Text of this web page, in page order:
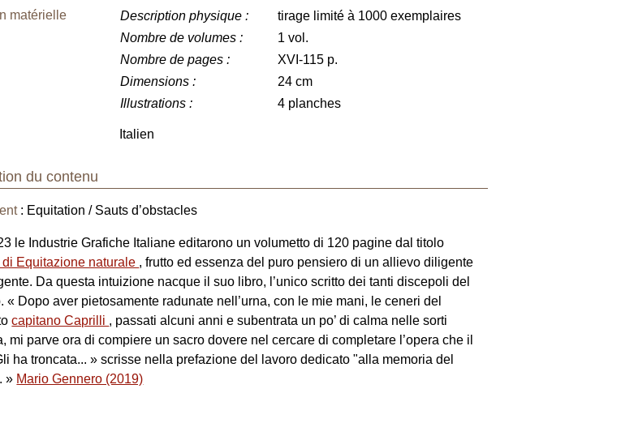
matérielle Description physique :
tirage limité à 1000 exemplaires
Nombre de volumes :
1 vol.
Nombre de pages :
XVI-115 p.
Dimensions :
24 cm
Illustrations : 4 planches
Italien
du contenu
: Equitation / Sauts d’obstacles
le Industrie Grafiche Italiane editarono un volumetto di 120 pagine dal titolo
di Equitazione naturale , frutto ed essenza del puro pensiero di un allievo diligente
Da questa intuizione nacque il suo libro, l’unico scritto dei tanti discepoli del
« Dopo aver pietosamente radunate nell’urna, con le mie mani, le ceneri del
capitano Caprilli , passati alcuni anni e subentrata un po’ di calma nelle sorti
mi parve ora di compiere un sacro dovere nel cercare di completare l’opera che il
ha troncata... » scrisse nella prefazione del lavoro dedicato "alla memoria del
» Mario Gennero (2019)